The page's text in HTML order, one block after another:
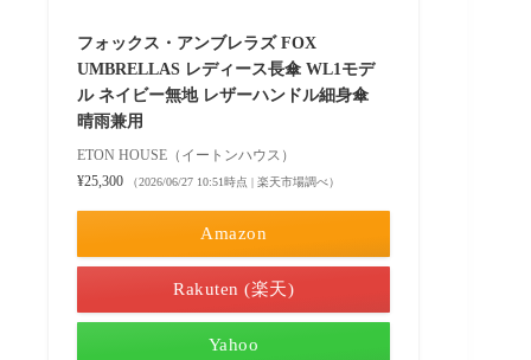
フォックス・アンブレラズ FOX
UMBRELLAS レディース長傘 WL1モデ
ル ネイビー無地 レザーハンドル細身傘
晴雨兼用
ETON HOUSE（イートンハウス）
¥25,300
（2026/06/27 10:51時点 | 楽天市場調べ）
Amazon
Rakuten (楽天)
Yahoo